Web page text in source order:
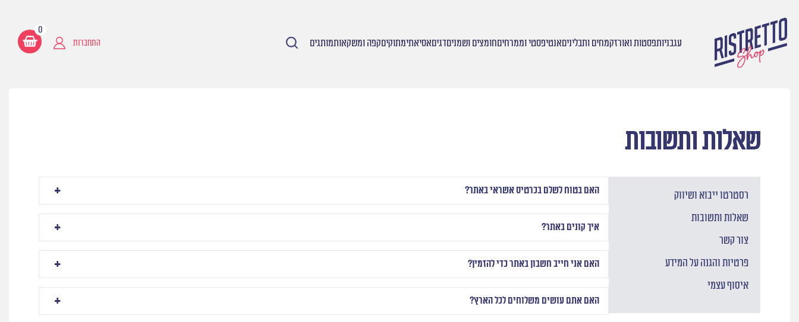
התחברות
0
עגבניותפסטות ואורזקמחים ותבליניםאנטיפסטי וממרחיםחומצים ושמניםדגיםאסיאתימתוקיםקפה ומשקאותמותגים
שאלות ותשובות
שאלות ותשובות
רסטרטו ייבוא ושיווק
שאלות ותשובות
צור קשר
פרטיות והגנה על המידע
איסוף עצמי
האם בטוח לשלם בכרטיס אשראי באתר?
איך קונים באתר?
האם אני חייב חשבון באתר כדי להזמין?
האם אתם עושים משלוחים לכל הארץ?